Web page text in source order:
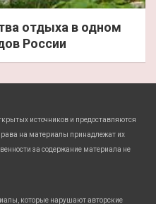
отдыха в одном
России
источников и предоставляются
на материалы принадлежат их
за содержание материала не
которые нарушают авторские